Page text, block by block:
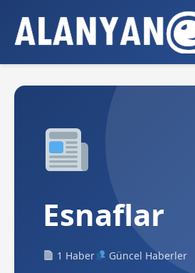
Esnaflar
1 Haber Güncel Haberler